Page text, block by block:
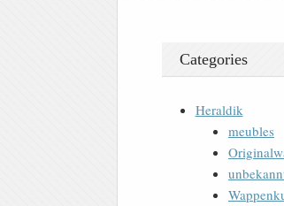
Categories
Heraldik
meubles